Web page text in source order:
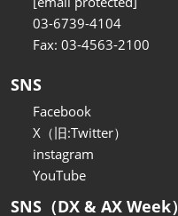
03-6739-4104
Fax: 03-4563-2100
SNS
Facebook
X（旧:Twitter）
instagram
YouTube
SNS（DX & AX Week）